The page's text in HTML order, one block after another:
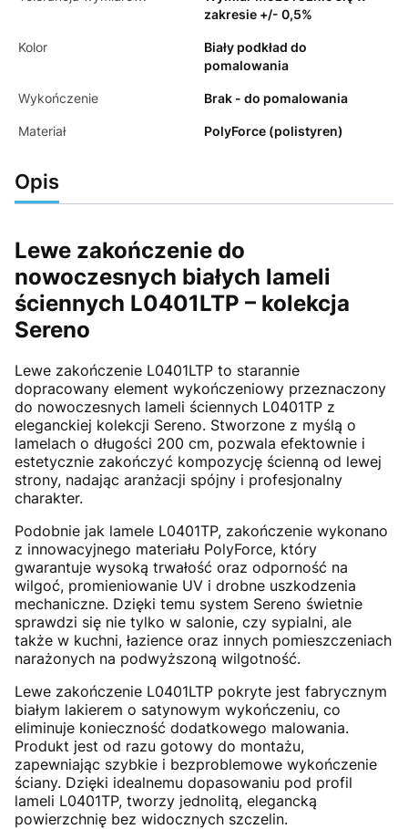
zakresie +/- 0,5%
Kolor
Biały podkład do
pomalowania
Wykończenie Brak - do pomalowania
Materiał PolyForce (polistyren)
Opis
Lewe zakończenie do
nowoczesnych białych lameli
ściennych L0401LTP – kolekcja
Sereno
Lewe zakończenie L0401LTP to starannie
dopracowany element wykończeniowy przeznaczony
do nowoczesnych lameli ściennych L0401TP z
eleganckiej kolekcji Sereno. Stworzone z myślą o
lamelach o długości 200 cm, pozwala efektownie i
estetycznie zakończyć kompozycję ścienną od lewej
strony, nadając aranżacji spójny i profesjonalny
charakter.
Podobnie jak lamele L0401TP, zakończenie wykonano
z innowacyjnego materiału PolyForce, który
gwarantuje wysoką trwałość oraz odporność na
wilgoć, promieniowanie UV i drobne uszkodzenia
mechaniczne. Dzięki temu system Sereno świetnie
sprawdzi się nie tylko w salonie, czy sypialni, ale
także w kuchni, łazience oraz innych pomieszczeniach
narażonych na podwyższoną wilgotność.
Lewe zakończenie L0401LTP pokryte jest fabrycznym
białym lakierem o satynowym wykończeniu, co
eliminuje konieczność dodatkowego malowania.
Produkt jest od razu gotowy do montażu,
zapewniając szybkie i bezproblemowe wykończenie
ściany. Dzięki idealnemu dopasowaniu pod profil
lameli L0401TP, tworzy jednolitą, elegancką
powierzchnię bez widocznych szczelin.